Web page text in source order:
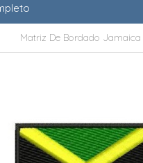
Matriz De Bordado Jamaica